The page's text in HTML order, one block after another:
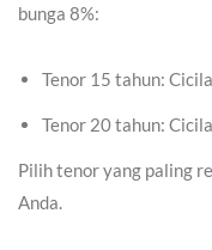
bunga 8%:
Tenor 15 tahun:
Tenor 20 tahun:
Pilih tenor yang paling
Anda.